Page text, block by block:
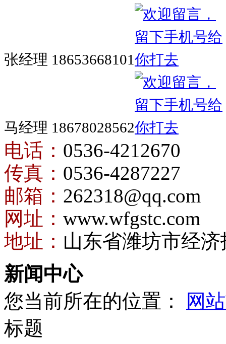
张经理 18653668101
马经理 18678028562
电话： 0536-4212670
传真： 0536-4287227
邮箱： 262318@qq.com
网址： www.wfgstc.com
地址： 山东省潍坊市经
新闻中心
您当前所在的位置：
网
标题